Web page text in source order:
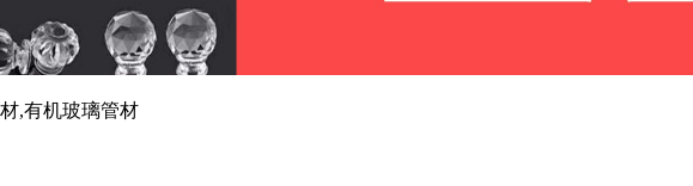
,有机玻璃管材